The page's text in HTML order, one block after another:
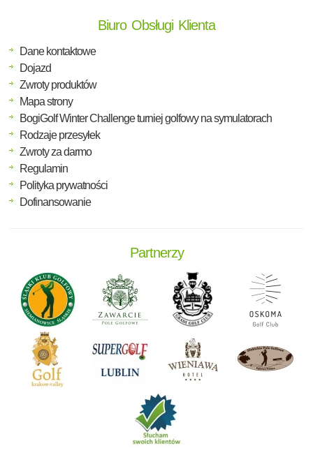
Biuro Obsługi Klienta
Dane kontaktowe
Dojazd
Zwroty produktów
Mapa strony
BogiGolf Winter Challenge turniej golfowy na symulatorach
Rodzaje przesyłek
Zwroty za darmo
Regulamin
Polityka prywatności
Dofinansowanie
Partnerzy